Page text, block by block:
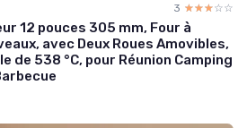
3 ☆☆☆☆☆
★★★★★
12 pouces 305 mm, Four à
avec Deux Roues Amovibles,
de 538 °C, pour Réunion Camping